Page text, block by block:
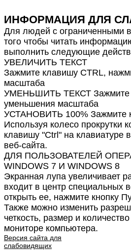
ИНФОРМАЦИЯ ДЛЯ
Для людей с ограниченными
того чтобы читать
выполнить следующие
УВЕЛИЧИТЬ ТЕКСТ
Зажмите клавишу CTRL,
масштаба
УМЕНЬШИТЬ ТЕКСТ Зажмите
уменьшения масштаба
УСТАНОВИТЬ 100% Зажмите
Используя колесо
клавишу "Ctrl" на клавиатуре
веб-сайта.
ДЛЯ ПОЛЬЗОВАТЕЛЕЙ
WINDOWS 7 И WINDOWS 8
Экранная лупа увеличивает
входит в центр специальных
открыть ее, нажмите кнопку
Также можно изменить
четкость, размер и
мониторе компьютера.
Версия сайта для
слабовидящих